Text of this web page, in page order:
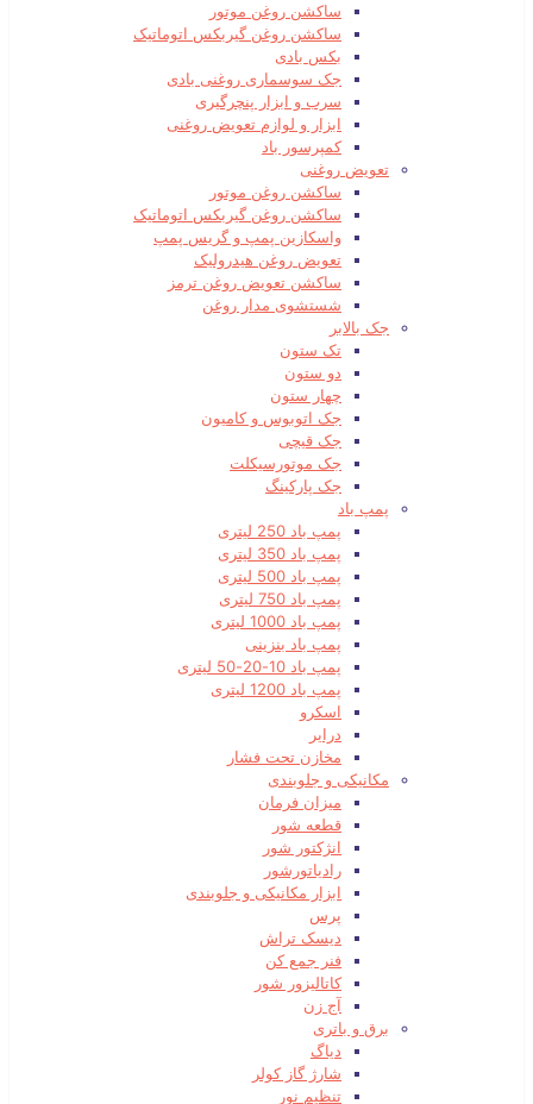
ساکشن روغن موتور
ساکشن روغن گیربکس اتوماتیک
بکس بادی
جک سوسماری روغنی بادی
سرب و ابزار پنچرگیری
ابزار و لوازم تعویض روغنی
کمپرسور باد
تعویض روغنی
ساکشن روغن موتور
ساکشن روغن گیربکس اتوماتیک
واسکازین پمپ و گریس پمپ
تعویض روغن هیدرولیک
ساکشن تعویض روغن ترمز
شستشوی مدار روغن
جک بالابر
تک ستون
دو ستون
چهار ستون
جک اتوبوس و کامیون
جک قیچی
جک موتورسیکلت
جک پارکینگ
پمپ باد
پمپ باد 250 لیتری
پمپ باد 350 لیتری
پمپ باد 500 لیتری
پمپ باد 750 لیتری
پمپ باد 1000 لیتری
پمپ باد بنزینی
پمپ باد 10-20-50 لیتری
پمپ باد 1200 لیتری
اسکرو
درایر
مخازن تحت فشار
مکانیکی و جلوبندی
میزان فرمان
قطعه شور
انژکتور شور
رادیاتورشور
ابزار مکانیکی و جلوبندی
پرس
دیسک تراش
فنر جمع کن
کاتالیزور شور
آج زن
برق و باتری
دیاگ
شارژ گاز کولر
تنظیم نور